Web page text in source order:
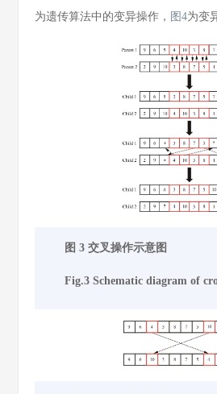
为遗传算法中的变异操作， 图4为变
图 3 交叉操作示意图
Fig.3 Schematic diagram of